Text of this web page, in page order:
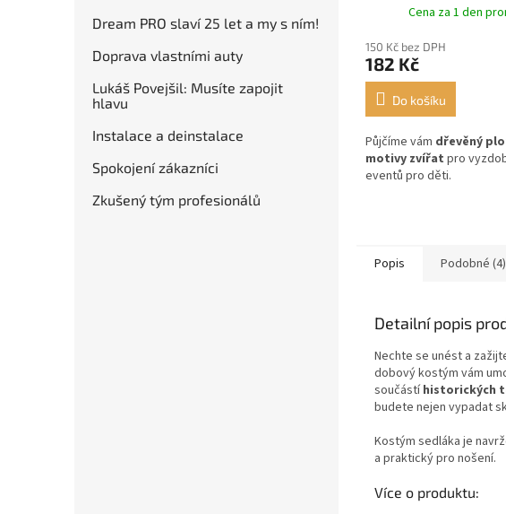
Dream PRO slaví 25 let a my s ním!
Doprava vlastními auty
Lukáš Povejšil: Musíte zapojit
hlavu
Instalace a deinstalace
Spokojení zákazníci
Zkušený tým profesionálů
Cena za 1 den
150 Kč bez DPH
182 Kč
Do košíku
Půjčíme vám dřevěný
motivy zvířat pro
eventů pro děti.
Popis Podobné (4)
Detailní popis
Nechte se unést a
dobový kostým vám
součástíhistorických
budete nejen vypadat
Kostým sedláka je
a praktický pro nošení.
Více o produktu: